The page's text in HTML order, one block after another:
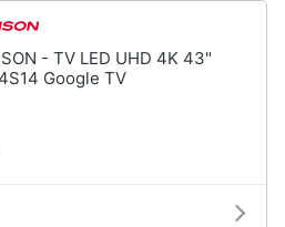
- TV LED UHD 4K 43"
Google TV